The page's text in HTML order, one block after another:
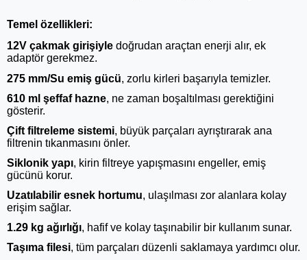
Temel özellikleri:
12V çakmak girişiyle doğrudan araçtan enerji alır, ek
adaptör gerekmez.
275 mm/Su emiş gücü, zorlu kirleri başarıyla temizler.
610 ml şeffaf hazne, ne zaman boşaltılması gerektiğini
gösterir.
Çift filtreleme sistemi, büyük parçaları ayrıştırarak ana
filtrenin tıkanmasını önler.
Siklonik yapı, kirin filtreye yapışmasını engeller, emiş
gücünü korur.
Uzatılabilir esnek hortumu, ulaşılması zor alanlara kolay
erişim sağlar.
1.29 kg ağırlığı, hafif ve kolay taşınabilir bir kullanım sunar.
Taşıma filesi, tüm parçaları düzenli saklamaya yardımcı olur.